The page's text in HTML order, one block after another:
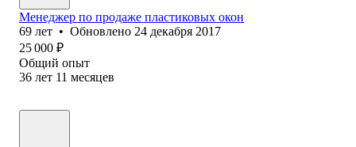
Менеджер по продаже пластиковых окон
69 лет • Обновлено 24 декабря 2017
25 000 ₽
Общий опыт
36 лет 11 месяцев